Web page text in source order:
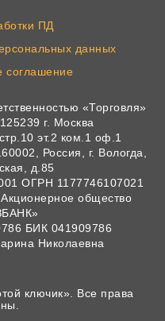
ПД
данных
соглашение
«Торговля»
г. Москва
эт.2 ком.1 оф.1
Россия, г. Вологда,
д.85
ОГРН 1177746107021
общество
БИК 041909786
Николаевна
ключик». Все права